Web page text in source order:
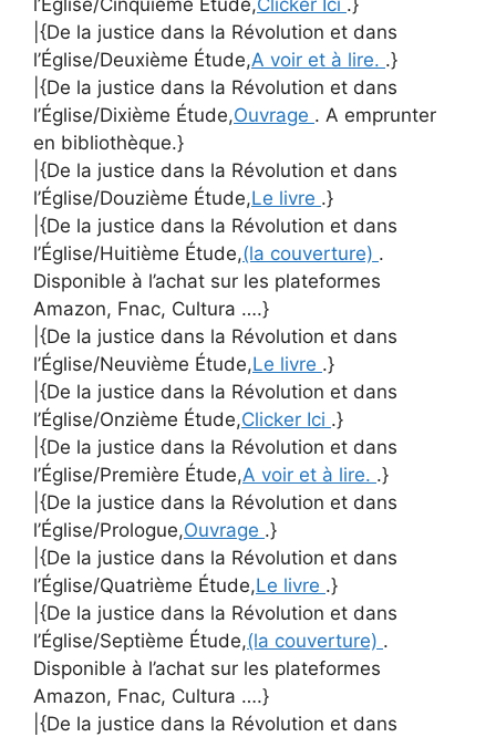
|{De la justice dans la Révolution et dans
l’Église/Deuxième Étude,A voir et à lire. .}
|{De la justice dans la Révolution et dans
l’Église/Dixième Étude,Ouvrage . A emprunter
en bibliothèque.}
|{De la justice dans la Révolution et dans
l’Église/Douzième Étude,Le livre .}
|{De la justice dans la Révolution et dans
l’Église/Huitième Étude,(la couverture) .
Disponible à l’achat sur les plateformes
Amazon, Fnac, Cultura ….}
|{De la justice dans la Révolution et dans
l’Église/Neuvième Étude,Le livre .}
|{De la justice dans la Révolution et dans
l’Église/Onzième Étude,Clicker Ici .}
|{De la justice dans la Révolution et dans
l’Église/Première Étude,A voir et à lire. .}
|{De la justice dans la Révolution et dans
l’Église/Prologue,Ouvrage .}
|{De la justice dans la Révolution et dans
l’Église/Quatrième Étude,Le livre .}
|{De la justice dans la Révolution et dans
l’Église/Septième Étude,(la couverture) .
Disponible à l’achat sur les plateformes
Amazon, Fnac, Cultura ….}
|{De la justice dans la Révolution et dans